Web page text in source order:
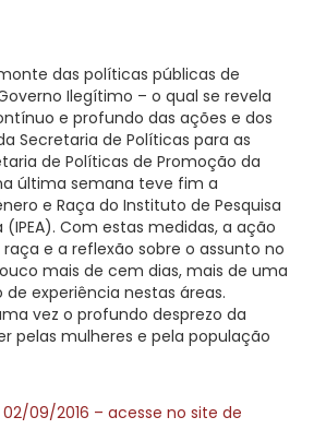
das políticas públicas de
Ilegítimo – o qual se revela
e profundo das ações e dos
Secretaria de Políticas para as
de Políticas de Promoção da
última semana teve fim a
e Raça do Instituto de Pesquisa
Com estas medidas, a ação
e a reflexão sobre o assunto no
mais de cem dias, mais de uma
experiência nestas áreas.
vez o profundo desprezo da
pelas mulheres e pela população
09/2016 – acesse no site de